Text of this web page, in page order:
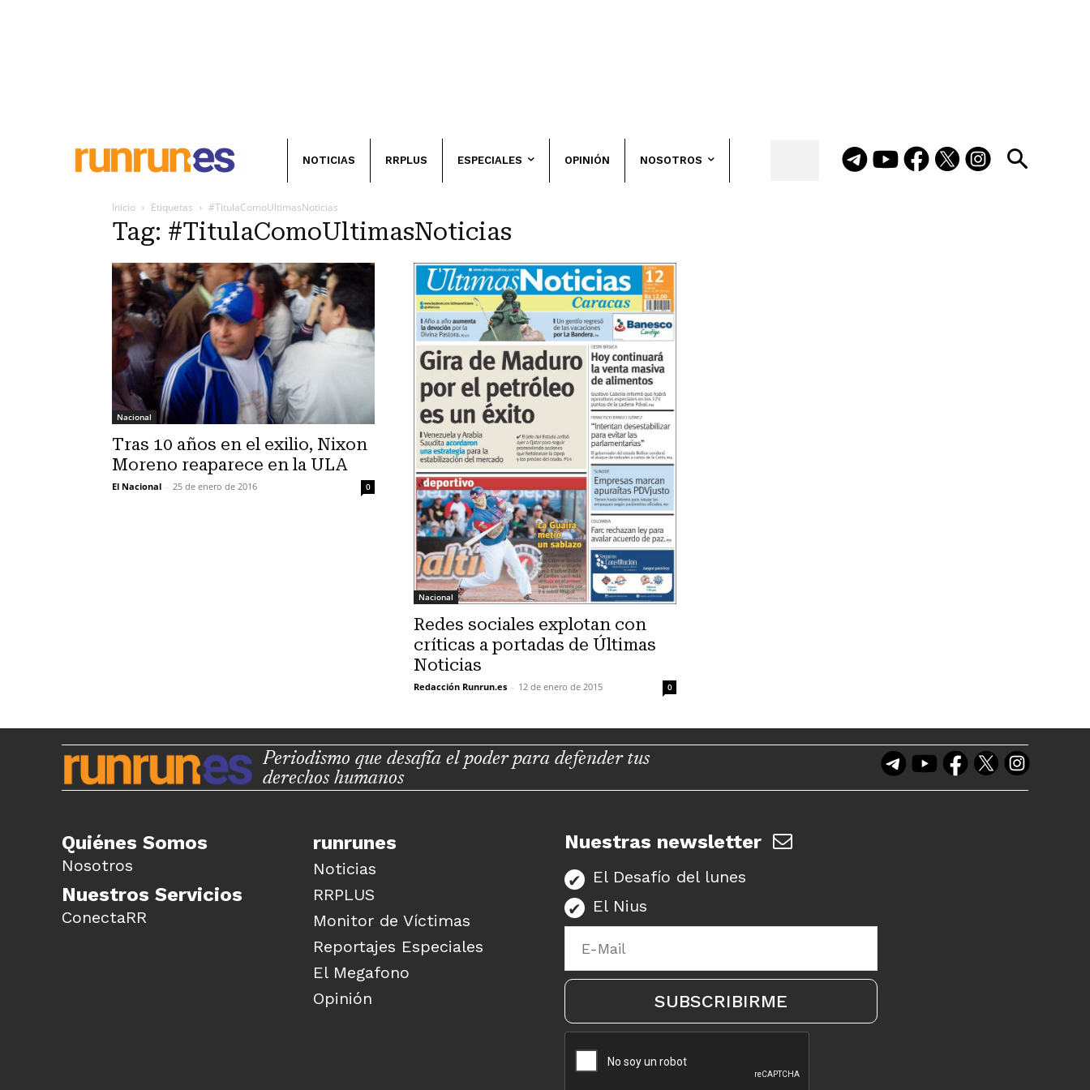
NOTICIAS RRPLUS ESPECIALES OPINIÓN NOSOTROS
Inicio Etiquetas #TitulaComoUltimasNoticias
Tag: #TitulaComoUltimasNoticias
Nacional
Tras 10 años en el exilio, Nixon
Moreno reaparece en la ULA
El Nacional - 25 de enero de 2016 0
Nacional
Redes sociales explotan con
críticas a portadas de Últimas
Noticias
Redacción Runrun.es - 12 de enero de 2015 0
Periodismo que desafía el poder para defender tus
derechos humanos
Quiénes Somos
Nosotros
Nuestros Servicios
ConectaRR
runrunes
Noticias
RRPLUS
Monitor de Víctimas
Reportajes Especiales
El Megafono
Opinión
Nuestras newsletter
El Desafío del lunes
El Nius